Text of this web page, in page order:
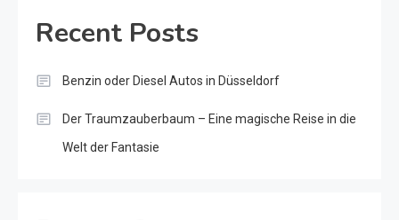
Recent Posts
Benzin oder Diesel Autos in Düsseldorf
Der Traumzauberbaum – Eine magische Reise in die
Welt der Fantasie